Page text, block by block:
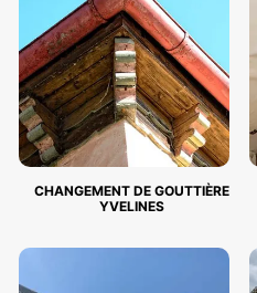
CHANGEMENT DE GOUTTIÈRE
YVELINES